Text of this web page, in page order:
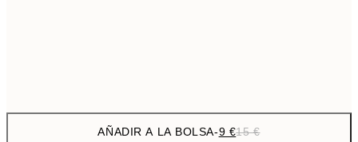
AÑADIR A LA BOLSA-9 €15 €